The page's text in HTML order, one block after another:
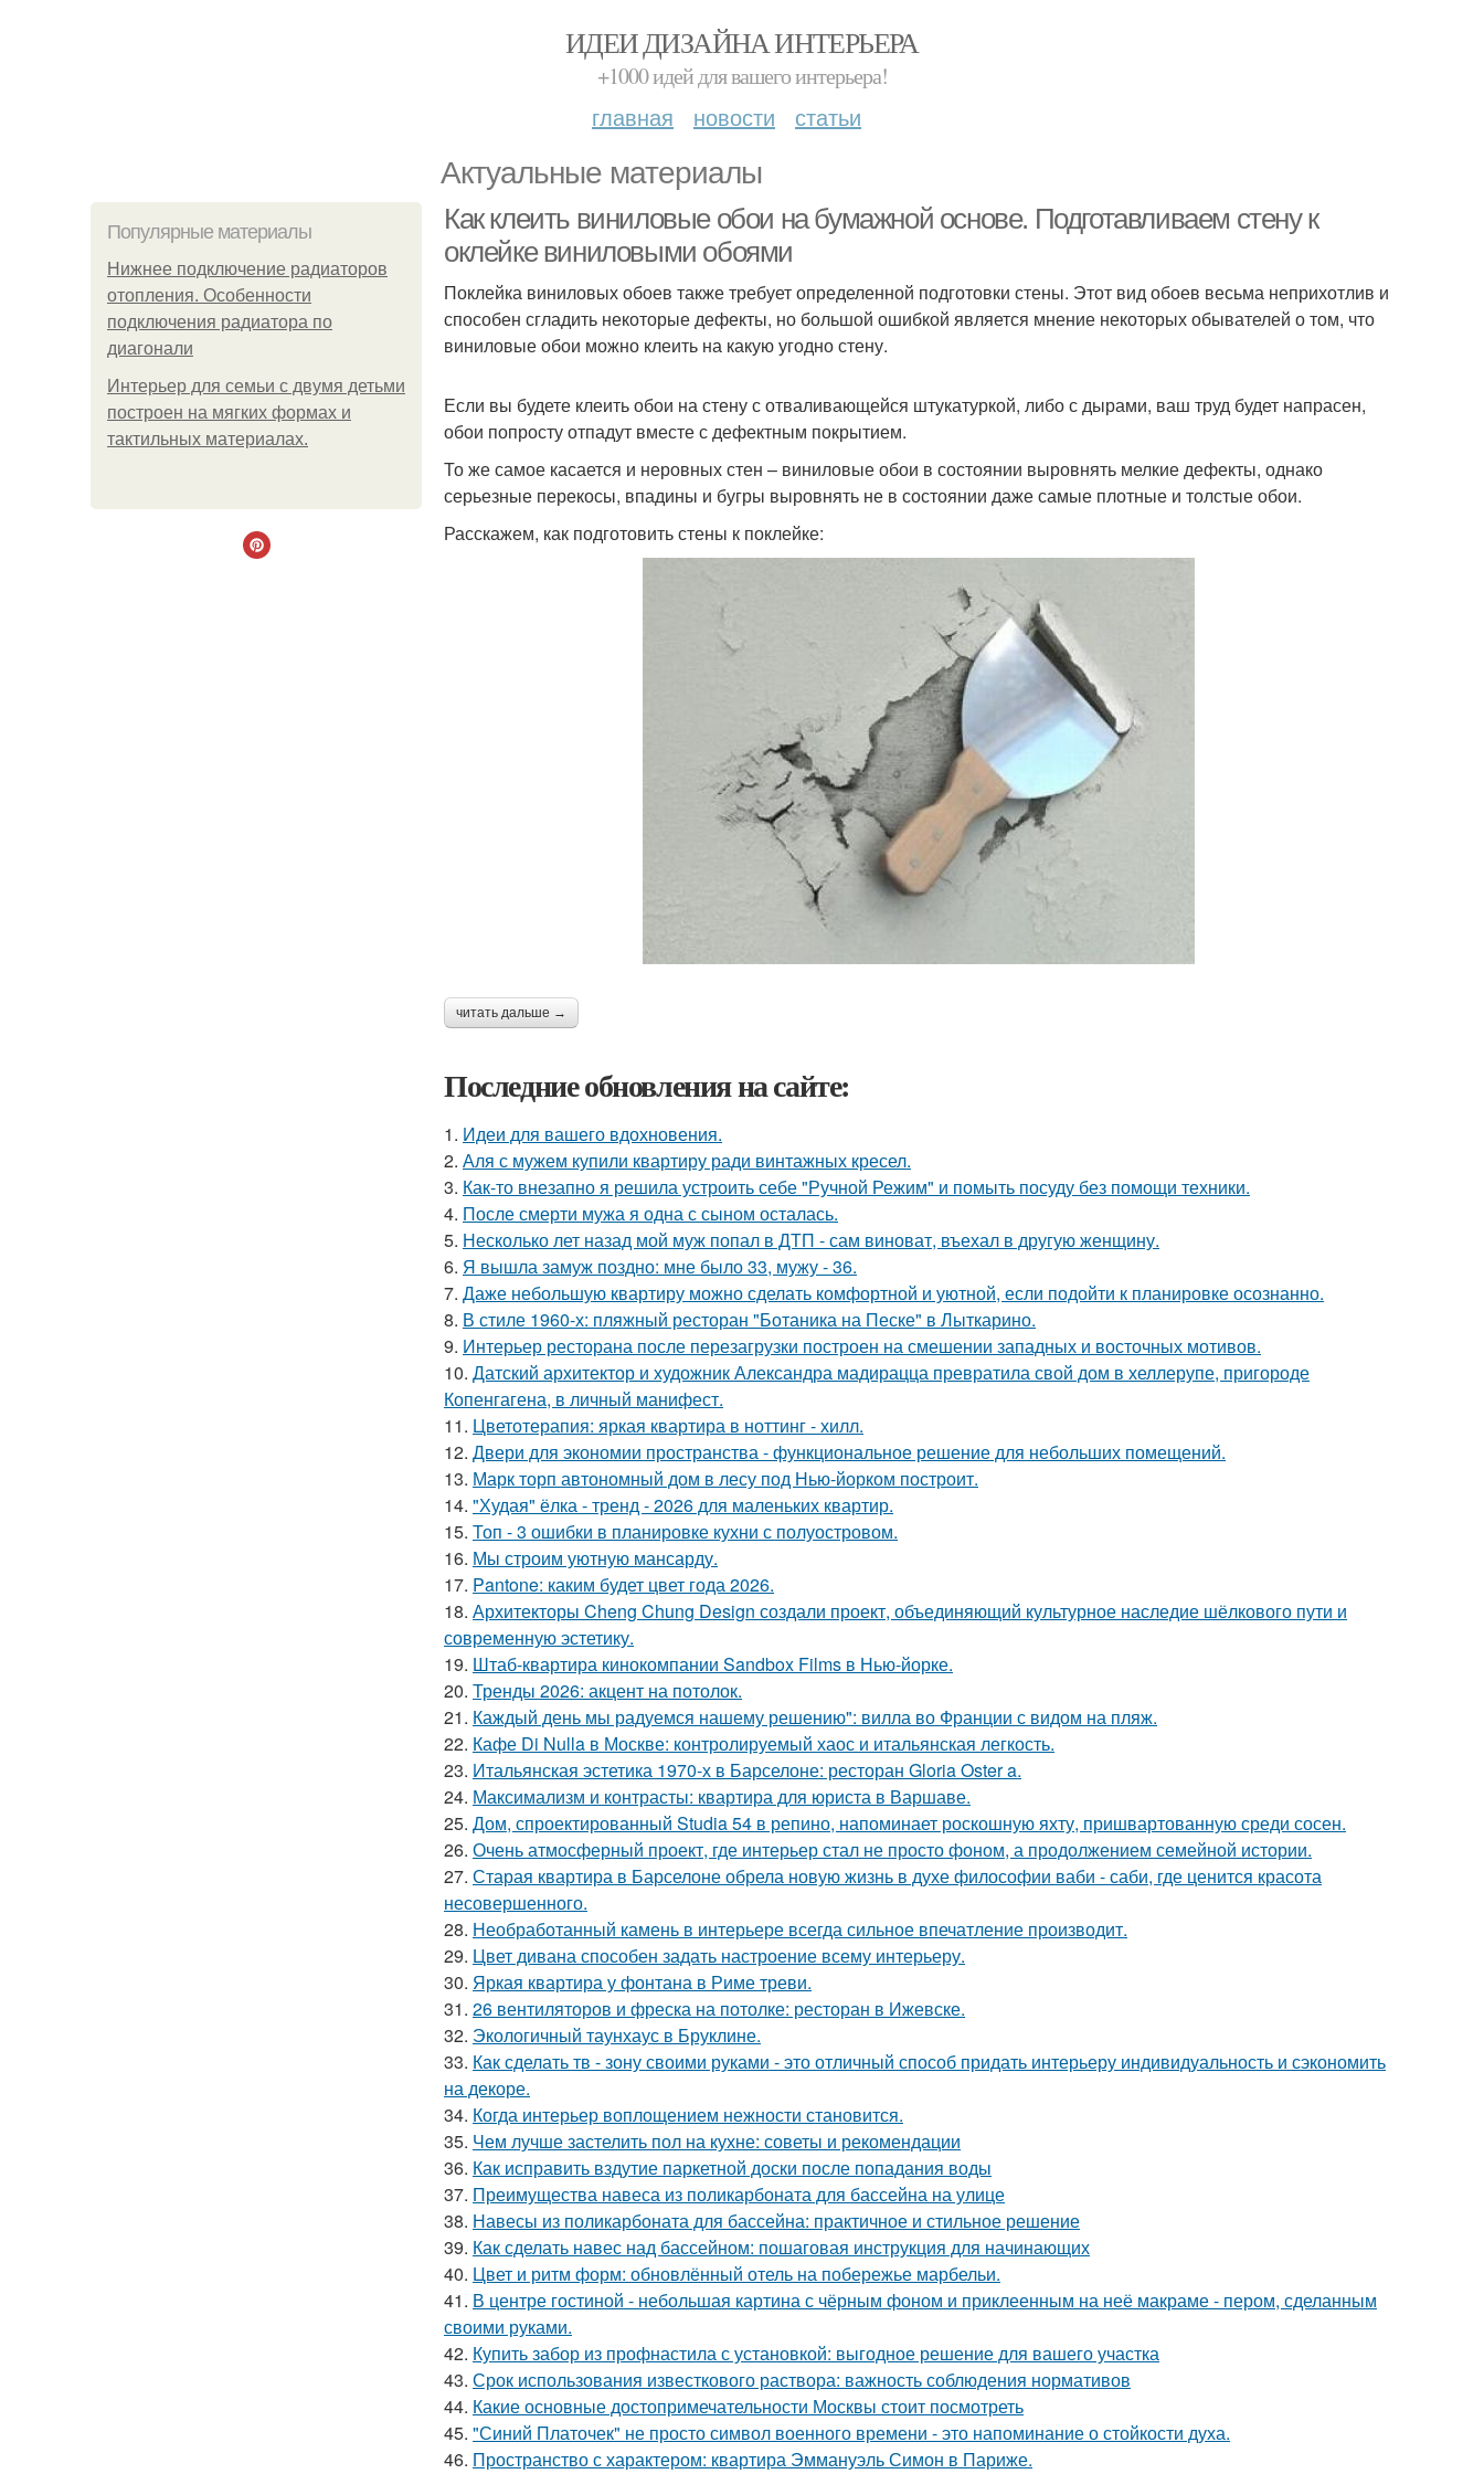
ИДЕИ ДИЗАЙНА ИНТЕРЬЕРА
+1000 идей для вашего интерьера!
главная новости статьи
Актуальные материалы
Популярные материалы
Нижнее подключение радиаторов
отопления. Особенности
подключения радиатора по
диагонали
Интерьер для семьи с двумя детьми
построен на мягких формах и
тактильных материалах.
Как клеить виниловые обои на бумажной основе. Подготавливаем стену к
оклейке виниловыми обоями
Поклейка виниловых обоев также требует определенной подготовки стены. Этот вид обоев весьма неприхотлив и
способен сгладить некоторые дефекты, но большой ошибкой является мнение некоторых обывателей о том, что
виниловые обои можно клеить на какую угодно стену.
Если вы будете клеить обои на стену с отваливающейся штукатуркой, либо с дырами, ваш труд будет напрасен,
обои попросту отпадут вместе с дефектным покрытием.
То же самое касается и неровных стен – виниловые обои в состоянии выровнять мелкие дефекты, однако
серьезные перекосы, впадины и бугры выровнять не в состоянии даже самые плотные и толстые обои.
Расскажем, как подготовить стены к поклейке:
читать дальше →
Последние обновления на сайте:
1. Идеи для вашего вдохновения.
2. Аля с мужем купили квартиру ради винтажных кресел.
3. Как-то внезапно я решила устроить себе "Ручной Режим" и помыть посуду без помощи техники.
4. После смерти мужа я одна с сыном осталась.
5. Несколько лет назад мой муж попал в ДТП - сам виноват, въехал в другую женщину.
6. Я вышла замуж поздно: мне было 33, мужу - 36.
7. Даже небольшую квартиру можно сделать комфортной и уютной, если подойти к планировке осознанно.
8. В стиле 1960-х: пляжный ресторан "Ботаника на Песке" в Лыткарино.
9. Интерьер ресторана после перезагрузки построен на смешении западных и восточных мотивов.
10. Датский архитектор и художник Александра мадирацца превратила свой дом в хеллерупе, пригороде
Копенгагена, в личный манифест.
11. Цветотерапия: яркая квартира в ноттинг - хилл.
12. Двери для экономии пространства - функциональное решение для небольших помещений.
13. Марк торп автономный дом в лесу под Нью-йорком построит.
14. "Худая" ёлка - тренд - 2026 для маленьких квартир.
15. Топ - 3 ошибки в планировке кухни с полуостровом.
16. Мы строим уютную мансарду.
17. Pantone: каким будет цвет года 2026.
18. Архитекторы Cheng Chung Design создали проект, объединяющий культурное наследие шёлкового пути и
современную эстетику.
19. Штаб-квартира кинокомпании Sandbox Films в Нью-йорке.
20. Тренды 2026: акцент на потолок.
21. Каждый день мы радуемся нашему решению": вилла во Франции с видом на пляж.
22. Кафе Di Nulla в Москве: контролируемый хаос и итальянская легкость.
23. Итальянская эстетика 1970-х в Барселоне: ресторан Gloria Oster a.
24. Максимализм и контрасты: квартира для юриста в Варшаве.
25. Дом, спроектированный Studia 54 в репино, напоминает роскошную яхту, пришвартованную среди сосен.
26. Очень атмосферный проект, где интерьер стал не просто фоном, а продолжением семейной истории.
27. Старая квартира в Барселоне обрела новую жизнь в духе философии ваби - саби, где ценится красота
несовершенного.
28. Необработанный камень в интерьере всегда сильное впечатление производит.
29. Цвет дивана способен задать настроение всему интерьеру.
30. Яркая квартира у фонтана в Риме треви.
31. 26 вентиляторов и фреска на потолке: ресторан в Ижевске.
32. Экологичный таунхаус в Бруклине.
33. Как сделать тв - зону своими руками - это отличный способ придать интерьеру индивидуальность и сэкономить
на декоре.
34. Когда интерьер воплощением нежности становится.
35. Чем лучше застелить пол на кухне: советы и рекомендации
36. Как исправить вздутие паркетной доски после попадания воды
37. Преимущества навеса из поликарбоната для бассейна на улице
38. Навесы из поликарбоната для бассейна: практичное и стильное решение
39. Как сделать навес над бассейном: пошаговая инструкция для начинающих
40. Цвет и ритм форм: обновлённый отель на побережье марбельи.
41. В центре гостиной - небольшая картина с чёрным фоном и приклеенным на неё макраме - пером, сделанным
своими руками.
42. Купить забор из профнастила с установкой: выгодное решение для вашего участка
43. Срок использования известкового раствора: важность соблюдения нормативов
44. Какие основные достопримечательности Москвы стоит посмотреть
45. "Синий Платочек" не просто символ военного времени - это напоминание о стойкости духа.
46. Пространство с характером: квартира Эммануэль Симон в Париже.